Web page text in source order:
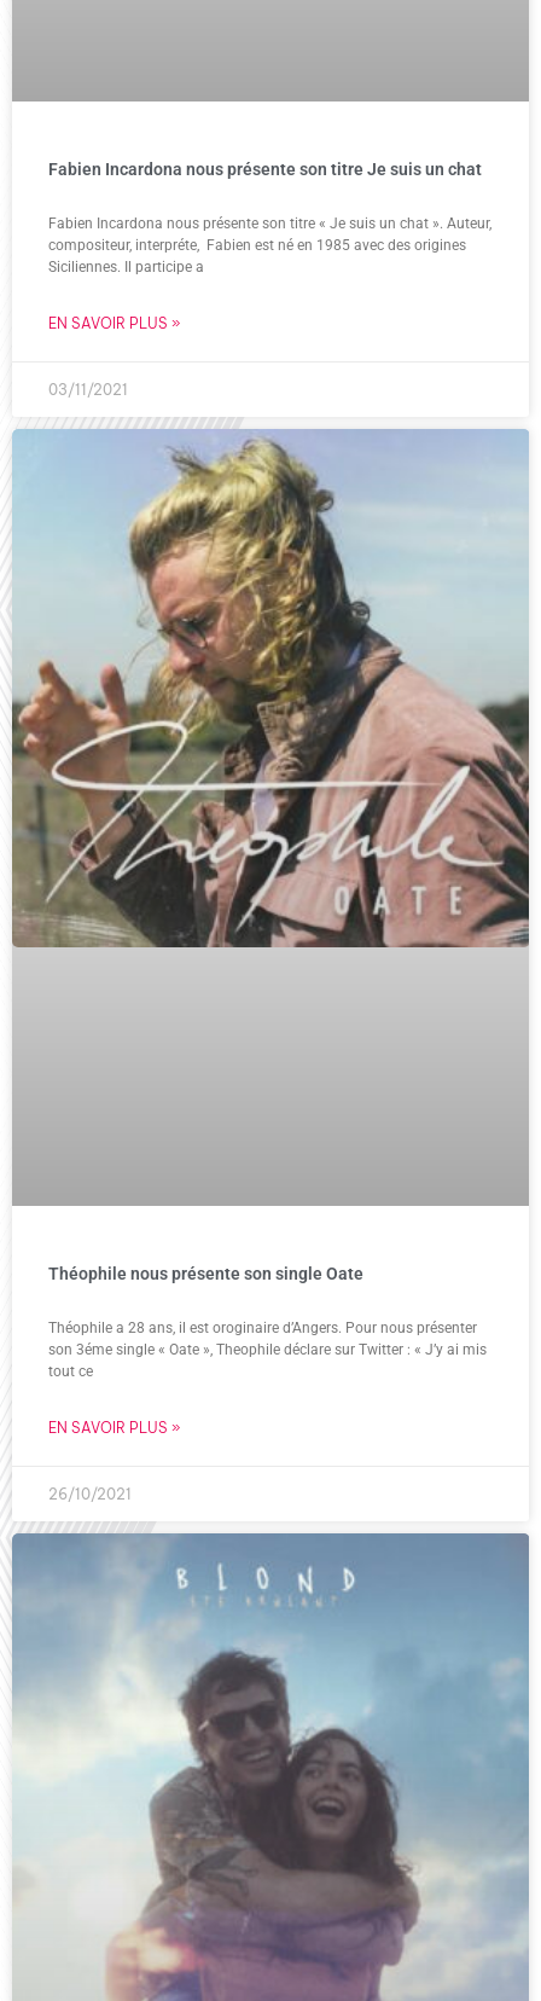
Fabien Incardona nous présente son titre Je suis un chat
Fabien Incardona nous présente son titre « Je suis un chat ». Auteur,
compositeur, interpréte, Fabien est né en 1985 avec des origines
Siciliennes. Il participe a
EN SAVOIR PLUS »
03/11/2021
Théophile nous présente son single Oate
Théophile a 28 ans, il est oroginaire d’Angers. Pour nous présenter
son 3éme single « Oate », Theophile déclare sur Twitter : « J’y ai mis
tout ce
EN SAVOIR PLUS »
26/10/2021